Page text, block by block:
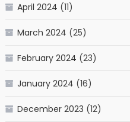
April 2024 (11)
March 2024 (25)
February 2024 (23)
January 2024 (16)
December 2023 (12)